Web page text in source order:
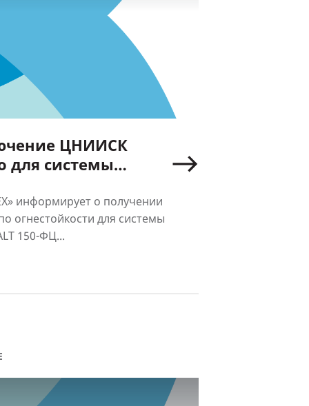
ЦНИИСК
для системы
информирует о получении
огнестойкости для системы
150-ФЦ...